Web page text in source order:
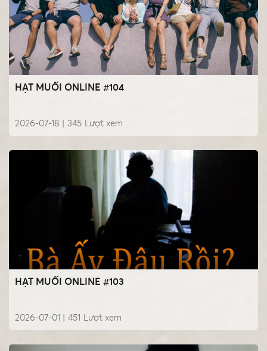
HẠT MUỐI ONLINE #104
2026-07-18 | Lượt xem
345
HẠT MUỐI ONLINE #103
2026-07-01 | Lượt xem
451